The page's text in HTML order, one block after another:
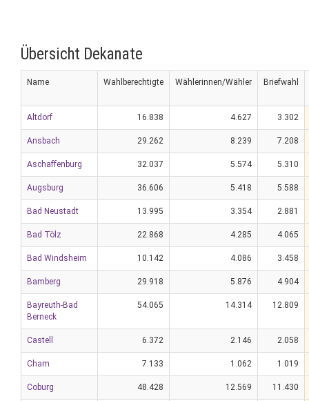
Übersicht Dekanate
Name Wahlberechtigte Wählerinnen/Wähler Briefwahl
Altdorf 16.838 4.627 3.302
Ansbach 29.262 8.239 7.208
Aschaffenburg 32.037 5.574 5.310
Augsburg 36.606 5.418 5.588
Bad Neustadt 13.995 3.354 2.881
Bad Tölz 22.868 4.285 4.065
Bad Windsheim 10.142 4.086 3.458
Bamberg 29.918 5.876 4.904
Bayreuth-Bad
Berneck
54.065 14.314 12.809
Castell 6.372 2.146 2.058
Cham 7.133 1.062 1.019
Coburg 48.428 12.569 11.430